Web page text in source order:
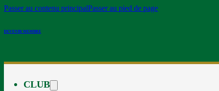
Passer au contenu principalPasser au pied de page
DEVENIR MEMBRE
CLUB